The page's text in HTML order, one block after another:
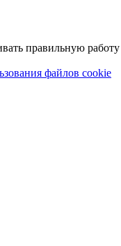
правильную работу
файлов cookie